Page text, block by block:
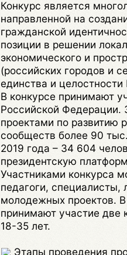
Конкурс является
направленной на
гражданской
позиции в решении
экономического и
(российских городов и
единства и
В конкурсе принимают
Российской Федерации.
проектами по развитию
сообществ более 90
2019 года – 34 604
президентскую
Участниками конкурса
педагоги,
молодежных проектов.
принимают участие две
18-35 лет.
Этапы проведения